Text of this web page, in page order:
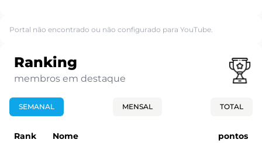
Portal não encontrado ou não configurado para YouTube.
Ranking
membros em destaque
SEMANAL MENSAL TOTAL
Rank Nome pontos